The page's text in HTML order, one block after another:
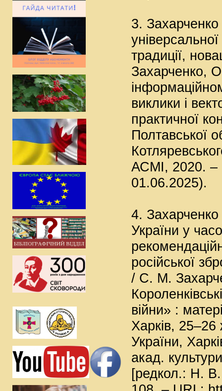
3.
традиції,
Захарченко,
виклики і
практичної
Полтавської
АСМІ, 2020. –
01.06.2025).
4. Захарченко
України у
російської
/ С. М.
війни» :
Харків,
України,
акад.
[редкол.: Н. В.